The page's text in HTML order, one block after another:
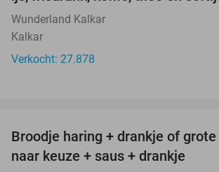
Wunderland Kalkar
Kalkar
Verkocht: 27.878
Broodje haring + drankje of
naar keuze + saus + drankje